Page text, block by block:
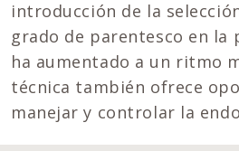
introducción de la
grado de parentesco en la
ha aumentado a un ritmo
técnica también ofrece
manejar y controlar la